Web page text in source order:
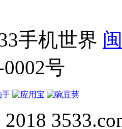
手机世界
号